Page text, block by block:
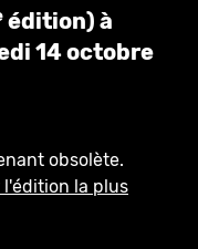
édition) à
14 octobre
obsolète.
la plus